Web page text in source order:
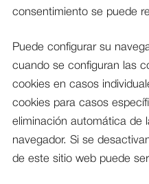
consentimiento se puede
Puede configurar su
cuando se configuran las
cookies en casos
cookies para casos
eliminación automática de
navegador. Si se
de este sitio web puede